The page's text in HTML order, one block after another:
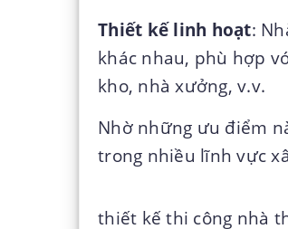
Thiết kế linh hoạt:
khác nhau, phù hợp
kho, nhà xưởng, v.v.
Nhờ những ưu điểm
trong nhiều lĩnh vực
thiết kế thi công nhà